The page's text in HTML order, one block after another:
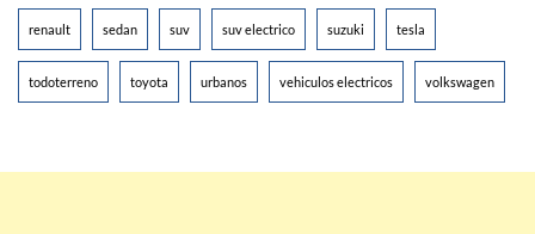
renault sedan suv suv electrico suzuki tesla
todoterreno toyota urbanos vehiculos electricos volkswagen